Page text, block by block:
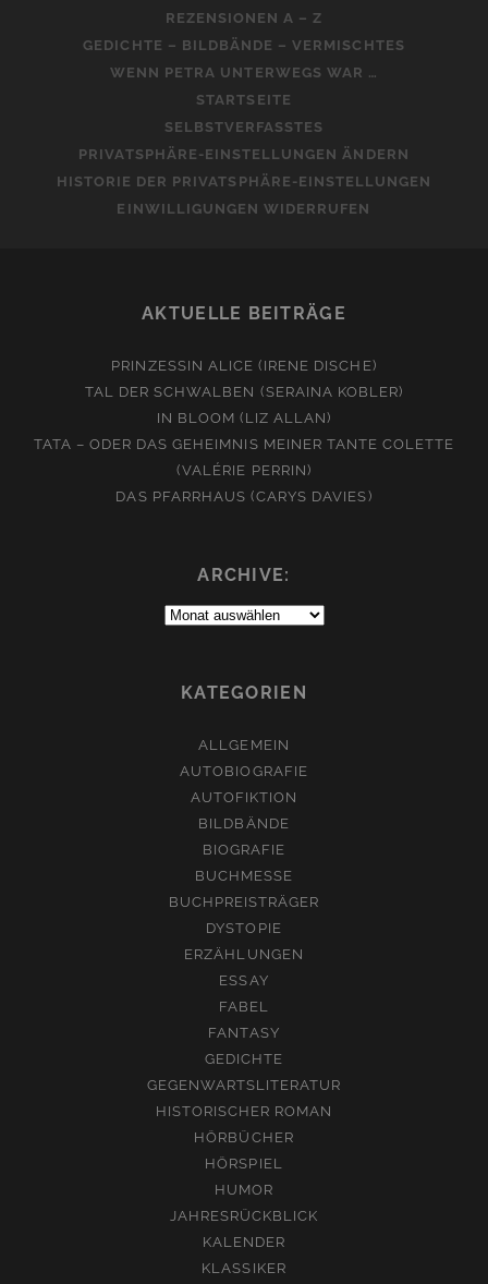
REZENSIONEN A – Z
GEDICHTE – BILDBÄNDE – VERMISCHTES
WENN PETRA UNTERWEGS WAR …
STARTSEITE
SELBSTVERFASSTES
PRIVATSPHÄRE-EINSTELLUNGEN ÄNDERN
HISTORIE DER PRIVATSPHÄRE-EINSTELLUNGEN
EINWILLIGUNGEN WIDERRUFEN
AKTUELLE BEITRÄGE
PRINZESSIN ALICE (IRENE DISCHE)
TAL DER SCHWALBEN (SERAINA KOBLER)
IN BLOOM (LIZ ALLAN)
TATA – ODER DAS GEHEIMNIS MEINER TANTE COLETTE
(VALÉRIE PERRIN)
DAS PFARRHAUS (CARYS DAVIES)
ARCHIVE:
Archive:
KATEGORIEN
ALLGEMEIN
AUTOBIOGRAFIE
AUTOFIKTION
BILDBÄNDE
BIOGRAFIE
BUCHMESSE
BUCHPREISTRÄGER
DYSTOPIE
ERZÄHLUNGEN
ESSAY
FABEL
FANTASY
GEDICHTE
GEGENWARTSLITERATUR
HISTORISCHER ROMAN
HÖRBÜCHER
HÖRSPIEL
HUMOR
JAHRESRÜCKBLICK
KALENDER
KLASSIKER